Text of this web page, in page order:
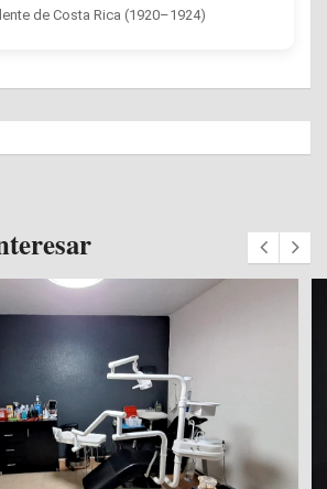
de Costa Rica (1920–1924)